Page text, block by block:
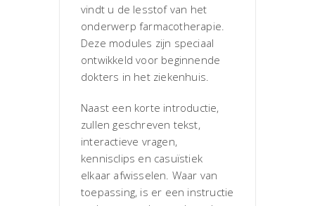
vindt u de lesstof van het
onderwerp farmacotherapie.
Deze modules zijn speciaal
ontwikkeld voor beginnende
dokters in het ziekenhuis.
Naast een korte introductie,
zullen geschreven tekst,
interactieve vragen,
kennisclips en casuïstiek
elkaar afwisselen. Waar van
toepassing, is er een instructie